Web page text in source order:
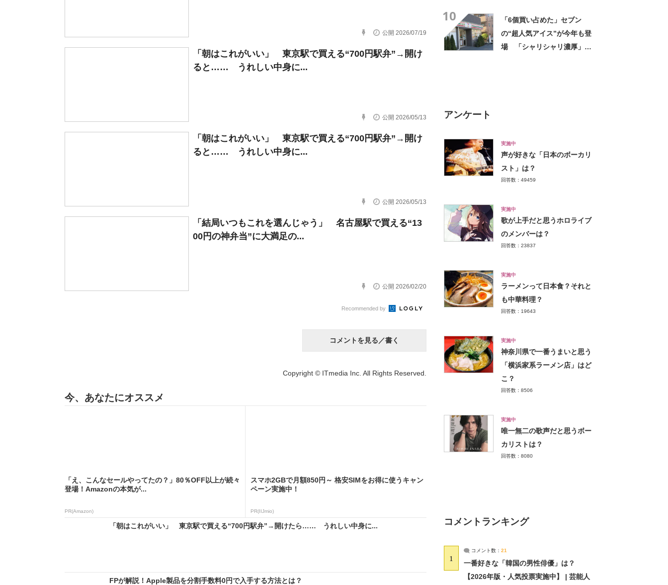
公開 2026/07/19
「朝はこれがいい」 東京駅で買える“700円駅弁”→開け
ると…… うれしい中身に...
公開 2026/05/13
「朝はこれがいい」 東京駅で買える“700円駅弁”→開け
ると…… うれしい中身に...
公開 2026/05/13
「結局いつもこれを選んじゃう」 名古屋駅で買える“13
00円の神弁当”に大満足の...
公開 2026/02/20
Recommended by
コメントを見る／書く
Copyright © ITmedia Inc. All Rights Reserved.
今、あなたにオススメ
「え、こんなセールやってたの？」80％OFF以上が続々
登場！Amazonの本気が...
PR(Amazon)
スマホ2GBで月額850円～ 格安SIMをお得に使うキャン
ペーン実施中！
PR(IIJmio)
「朝はこれがいい」 東京駅で買える“700円駅弁”→開けたら…… うれしい中身に...
FPが解説！Apple製品を分割手数料0円で入手する方法とは？
10
「6個買い占めた」セブン
の“超人気アイス”が今年も登
場 「シャリシャリ濃厚」
アンケート
実施中
声が好きな「日本のボーカリ
スト」は？
回答数：49459
実施中
歌が上手だと思うホロライブ
のメンバーは？
回答数：23837
実施中
ラーメンって日本食？それと
も中華料理？
回答数：19643
実施中
神奈川県で一番うまいと思う
「横浜家系ラーメン店」はど
こ？
回答数：8506
実施中
唯一無二の歌声だと思うボー
カリストは？
回答数：8080
コメントランキング
1
コメント数： 21
一番好きな「韓国の男性俳優」は？
【2026年版・人気投票実施中】 | 芸能人